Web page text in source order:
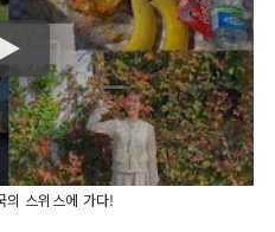
의 스위스에 가다!